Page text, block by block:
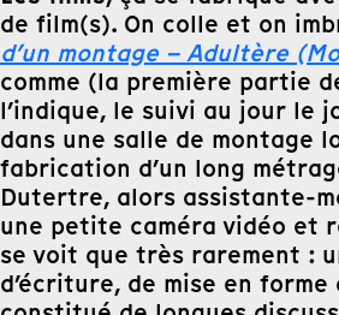
de film(s). On colle et on
d’un montage – Adultère
comme (la première partie
l’indique, le suivi au jour le
dans une salle de montage
fabrication d’un long
Dutertre, alors assistante-
une petite caméra vidéo et
se voit que très rarement :
d’écriture, de mise en forme